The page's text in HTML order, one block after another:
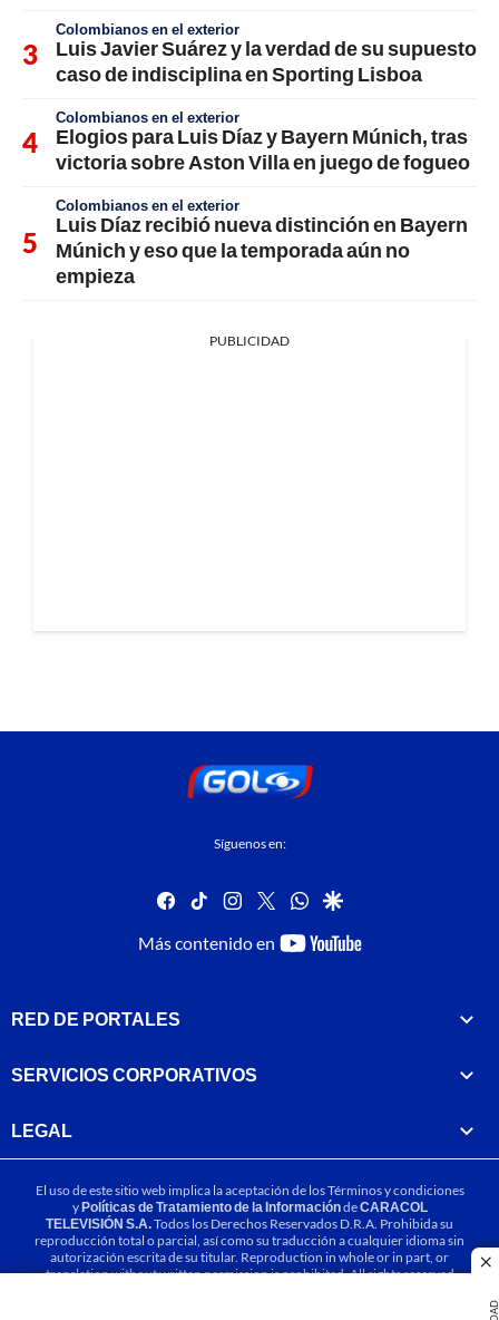
Colombianos en el exterior
Luis Javier Suárez y la verdad de su supuesto
caso de indisciplina en Sporting Lisboa
Colombianos en el exterior
Elogios para Luis Díaz y Bayern Múnich, tras
victoria sobre Aston Villa en juego de fogueo
Colombianos en el exterior
Luis Díaz recibió nueva distinción en Bayern
Múnich y eso que la temporada aún no
empieza
PUBLICIDAD
Síguenos en:
facebook
tiktok instagram
twitterwhatsapp
google
Más contenido en
youtube-
RED DE PORTALES
SERVICIOS CORPORATIVOS
LEGAL
El uso de este sitio web implica la aceptación de losTérminos y condiciones
yPolíticas de Tratamiento de la InformacióndeCARACOL
TELEVISIÓN S.A.Todos los Derechos Reservados D.R.A. Prohibida su
reproducción total o parcial, así como su traducción a cualquier idioma sin
autorización escrita de su titular. Reproduction in whole or in part, or
translation without written permission is prohibited. All rights reserved